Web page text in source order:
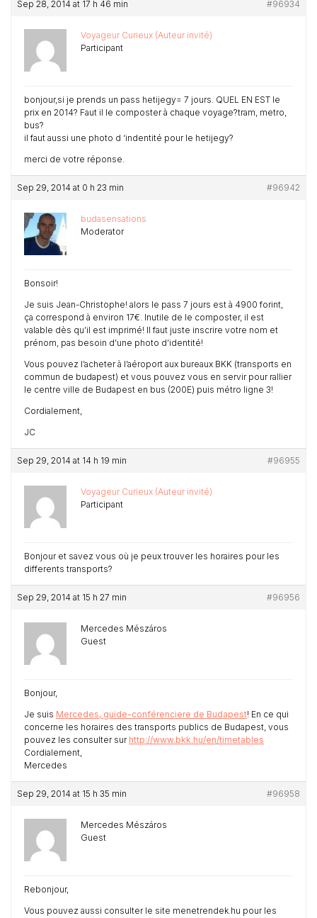
Sep 28, 2014 at 17 h 46 min #96934
Voyageur Curieux (Auteur invité)
Participant
bonjour,si je prends un pass hetijegy= 7 jours. QUEL EN EST le
prix en 2014? Faut il le composter à chaque voyage?tram, metro,
bus?
il faut aussi une photo d ‘indentité pour le hetijegy?
merci de votre réponse.
Sep 29, 2014 at 0 h 23 min #96942
budasensations
Moderator
Bonsoir!
Je suis Jean-Christophe! alors le pass 7 jours est à 4900 forint,
ça correspond à environ 17€. Inutile de le composter, il est
valable dès qu’il est imprimé! Il faut juste inscrire votre nom et
prénom, pas besoin d’une photo d’identité!
Vous pouvez l’acheter à l’aéroport aux bureaux BKK (transports en
commun de budapest) et vous pouvez vous en servir pour rallier
le centre ville de Budapest en bus (200E) puis métro ligne 3!
Cordialement,
JC
Sep 29, 2014 at 14 h 19 min #96955
Voyageur Curieux (Auteur invité)
Participant
Bonjour et savez vous où je peux trouver les horaires pour les
differents transports?
Sep 29, 2014 at 15 h 27 min #96956
Mercedes Mészáros
Guest
Bonjour,
Je suis Mercedes, guide-conférenciere de Budapest! En ce qui
concerne les horaires des transports publics de Budapest, vous
pouvez les consulter sur http://www.bkk.hu/en/timetables
Cordialement,
Mercedes
Sep 29, 2014 at 15 h 35 min #96958
Mercedes Mészáros
Guest
Rebonjour,
Vous pouvez aussi consulter le site menetrendek.hu pour les